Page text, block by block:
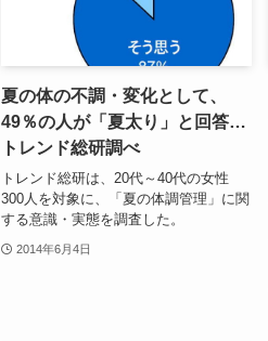
夏の体の不調・変化として、
49％の人が「夏太り」と回答…
トレンド総研調べ
トレンド総研は、20代～40代の女性
300人を対象に、「夏の体調管理」に関
する意識・実態を調査した。
2014年6月4日